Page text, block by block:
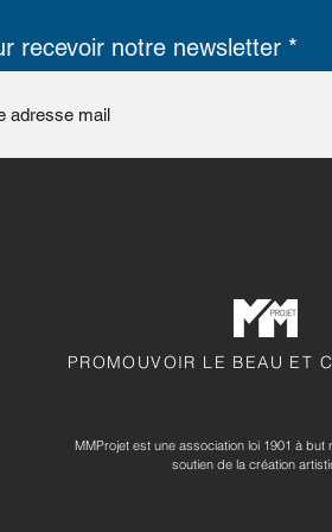
PROMOUVOIR LE BEAU ET
MMProjet est une association loi 1901 à but
soutien de la création
recevoir notre newsletter